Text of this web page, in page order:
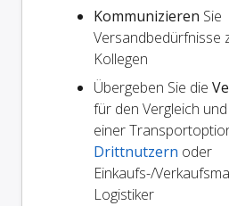
Kommunizieren Sie
Versandbedürfnisse
Kollegen
Übergeben Sie die
für den Vergleich
einer
Drittnutzern oder
Einkaufs-/
Logistiker